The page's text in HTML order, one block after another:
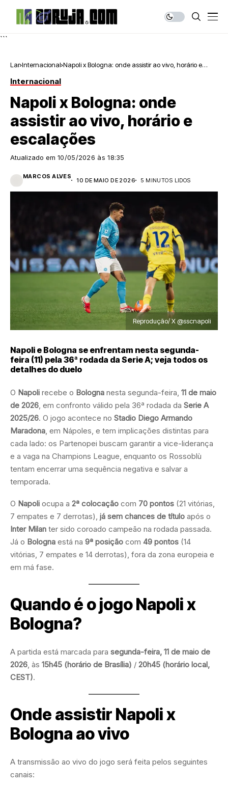
```
Lar Internacional Napoli x Bologna: onde assistir ao vivo, horário e
Internacional
Napoli x Bologna: onde
assistir ao vivo, horário e
escalações
Atualizado em 10/05/2026 às 18:35
MARCOS ALVES
10 DE MAIO DE 2026 5 MINUTOS LIDOS
Reprodução/ X @sscnapoli
Napoli e Bologna se enfrentam nesta segunda-
feira (11) pela 36ª rodada da Serie A; veja todos os
detalhes do duelo
O Napoli recebe o Bologna nesta segunda-feira, 11 de maio
de 2026, em confronto válido pela 36ª rodada da Serie A
2025/26. O jogo acontece no Stadio Diego Armando
Maradona, em Nápoles, e tem implicações distintas para
cada lado: os Partenopei buscam garantir a vice-liderança
e a vaga na Champions League, enquanto os Rossoblù
tentam encerrar uma sequência negativa e salvar a
temporada.
O Napoli ocupa a 2ª colocação com 70 pontos (21 vitórias,
7 empates e 7 derrotas), já sem chances de título após o
Inter Milan ter sido coroado campeão na rodada passada.
Já o Bologna está na 9ª posição com 49 pontos (14
vitórias, 7 empates e 14 derrotas), fora da zona europeia e
em má fase.
Quando é o jogo Napoli x
Bologna?
A partida está marcada para segunda-feira, 11 de maio de
2026, às 15h45 (horário de Brasília) / 20h45 (horário local,
CEST).
Onde assistir Napoli x
Bologna ao vivo
A transmissão ao vivo do jogo será feita pelos seguintes
canais: